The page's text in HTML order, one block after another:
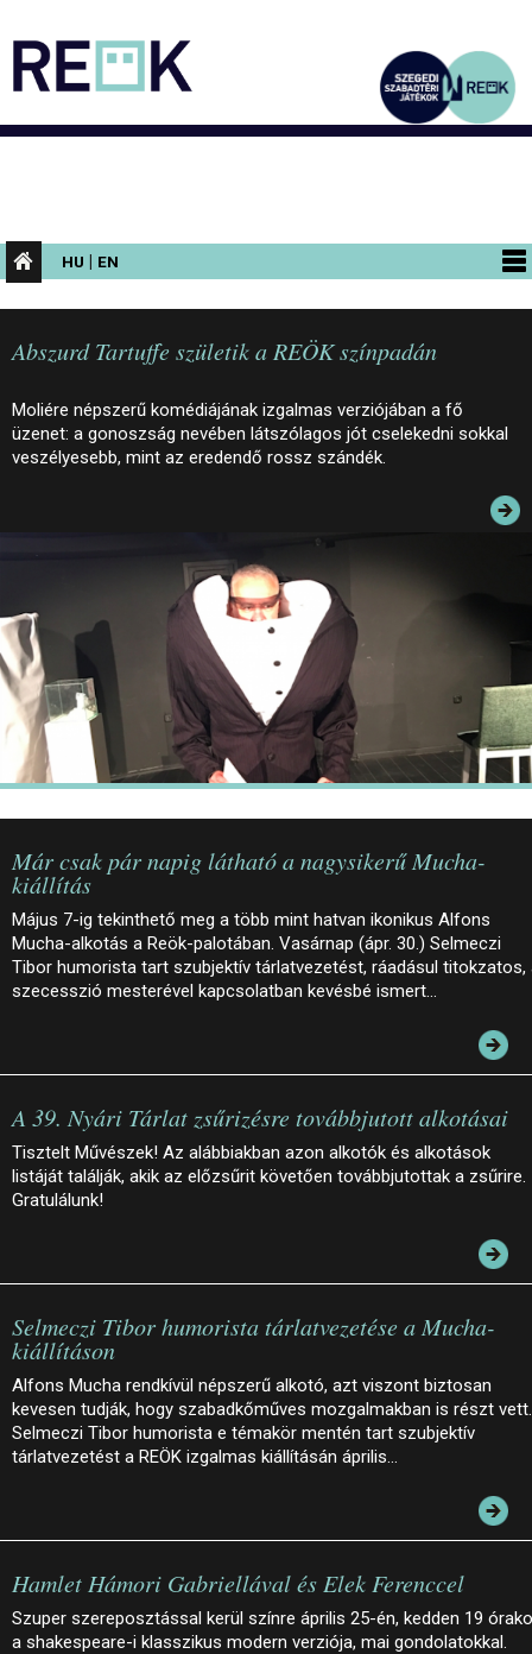
HU | EN
PROGRAMOK
KIÁLLÍTÁSOK
AZ ÉPÜLET
INFORMÁCIÓK
ELÉRHETŐSÉG
PALOTASÉTÁK ÉS VEZETÉSEK
KÖZÉRDEKŰ ADATOK
Abszurd Tartuffe születik a REÖK színpadán
Moliére népszerű komédiájának izgalmas verziójában a fő
üzenet: a gonoszság nevében látszólagos jót cselekedni sokkal
veszélyesebb, mint az eredendő rossz szándék.
Már csak pár napig látható a nagysikerű Mucha-
kiállítás
Május 7-ig tekinthető meg a több mint hatvan ikonikus Alfons
Mucha-alkotás a Reök-palotában. Vasárnap (ápr. 30.) Selmeczi
Tibor humorista tart szubjektív tárlatvezetést, ráadásul titokzatos,
szecesszió mesterével kapcsolatban kevésbé ismert…
A 39. Nyári Tárlat zsűrizésre továbbjutott alkotásai
Tisztelt Művészek! Az alábbiakban azon alkotók és alkotások
listáját találják, akik az előzsűrit követően továbbjutottak a zsűrire.
Gratulálunk!
Selmeczi Tibor humorista tárlatvezetése a Mucha-
kiállításon
Alfons Mucha rendkívül népszerű alkotó, azt viszont biztosan
kevesen tudják, hogy szabadkőműves mozgalmakban is részt vett.
Selmeczi Tibor humorista e témakör mentén tart szubjektív
tárlatvezetést a REÖK izgalmas kiállításán április…
Hamlet Hámori Gabriellával és Elek Ferenccel
Szuper szereposztással kerül színre április 25-én, kedden 19
a shakespeare-i klasszikus modern verziója, mai gondolatokkal.